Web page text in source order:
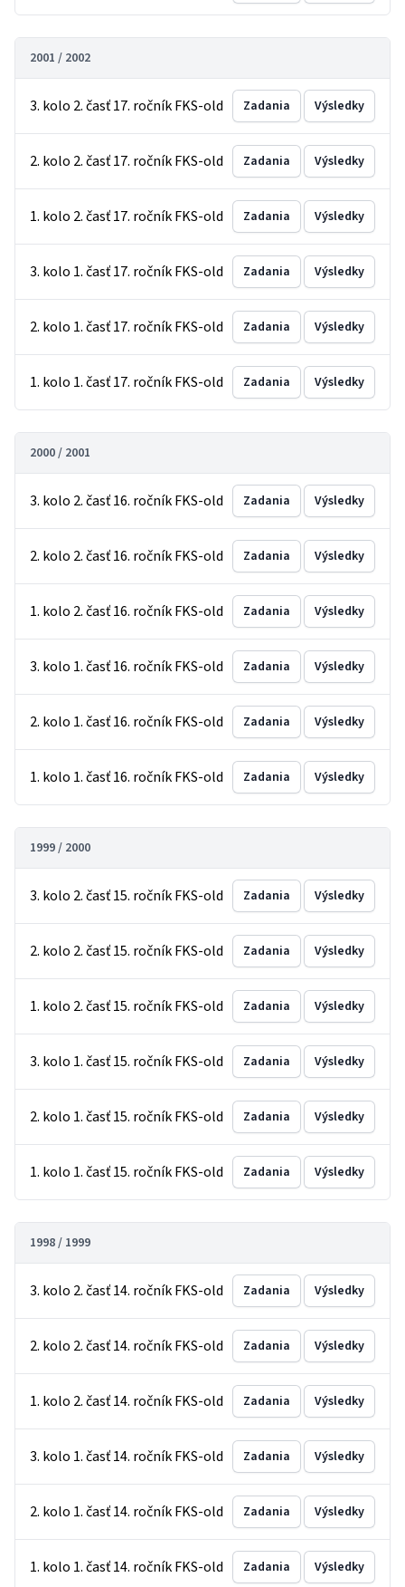
2001 / 2002
3. kolo 2. časť 17. ročník FKS-old Zadania Výsledky
2. kolo 2. časť 17. ročník FKS-old Zadania Výsledky
1. kolo 2. časť 17. ročník FKS-old Zadania Výsledky
3. kolo 1. časť 17. ročník FKS-old Zadania Výsledky
2. kolo 1. časť 17. ročník FKS-old Zadania Výsledky
1. kolo 1. časť 17. ročník FKS-old Zadania Výsledky
2000 / 2001
3. kolo 2. časť 16. ročník FKS-old Zadania Výsledky
2. kolo 2. časť 16. ročník FKS-old Zadania Výsledky
1. kolo 2. časť 16. ročník FKS-old Zadania Výsledky
3. kolo 1. časť 16. ročník FKS-old Zadania Výsledky
2. kolo 1. časť 16. ročník FKS-old Zadania Výsledky
1. kolo 1. časť 16. ročník FKS-old Zadania Výsledky
1999 / 2000
3. kolo 2. časť 15. ročník FKS-old Zadania Výsledky
2. kolo 2. časť 15. ročník FKS-old Zadania Výsledky
1. kolo 2. časť 15. ročník FKS-old Zadania Výsledky
3. kolo 1. časť 15. ročník FKS-old Zadania Výsledky
2. kolo 1. časť 15. ročník FKS-old Zadania Výsledky
1. kolo 1. časť 15. ročník FKS-old Zadania Výsledky
1998 / 1999
3. kolo 2. časť 14. ročník FKS-old Zadania Výsledky
2. kolo 2. časť 14. ročník FKS-old Zadania Výsledky
1. kolo 2. časť 14. ročník FKS-old Zadania Výsledky
3. kolo 1. časť 14. ročník FKS-old Zadania Výsledky
2. kolo 1. časť 14. ročník FKS-old Zadania Výsledky
1. kolo 1. časť 14. ročník FKS-old Zadania Výsledky